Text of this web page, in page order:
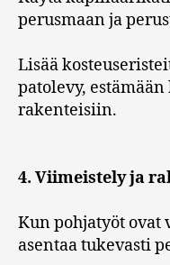
perusmaan ja
Lisää
patolevy,
rakenteisiin.
4. Viimeistely ja
Kun pohjatyöt ovat
asentaa tukevasti